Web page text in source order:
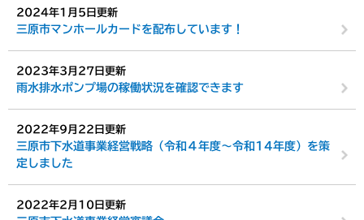
2024年1月5日更新
三原市マンホールカードを配布しています！
2023年3月27日更新
雨水排水ポンプ場の稼働状況を確認できます
2022年9月22日更新
三原市下水道事業経営戦略（令和４年度～令和14年度）を策
定しました
2022年2月10日更新